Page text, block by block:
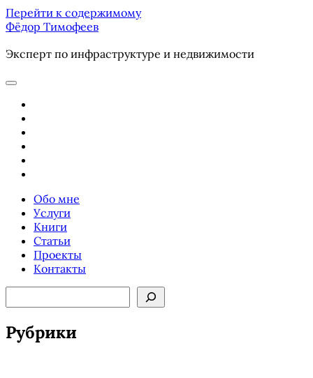
Перейти к содержимому
Фёдор Тимофеев
Эксперт по инфраструктуре и недвижимости
отрыть
Обо мне
Услуги
Книги
Статьи
Проекты
Контакты
Рубрики